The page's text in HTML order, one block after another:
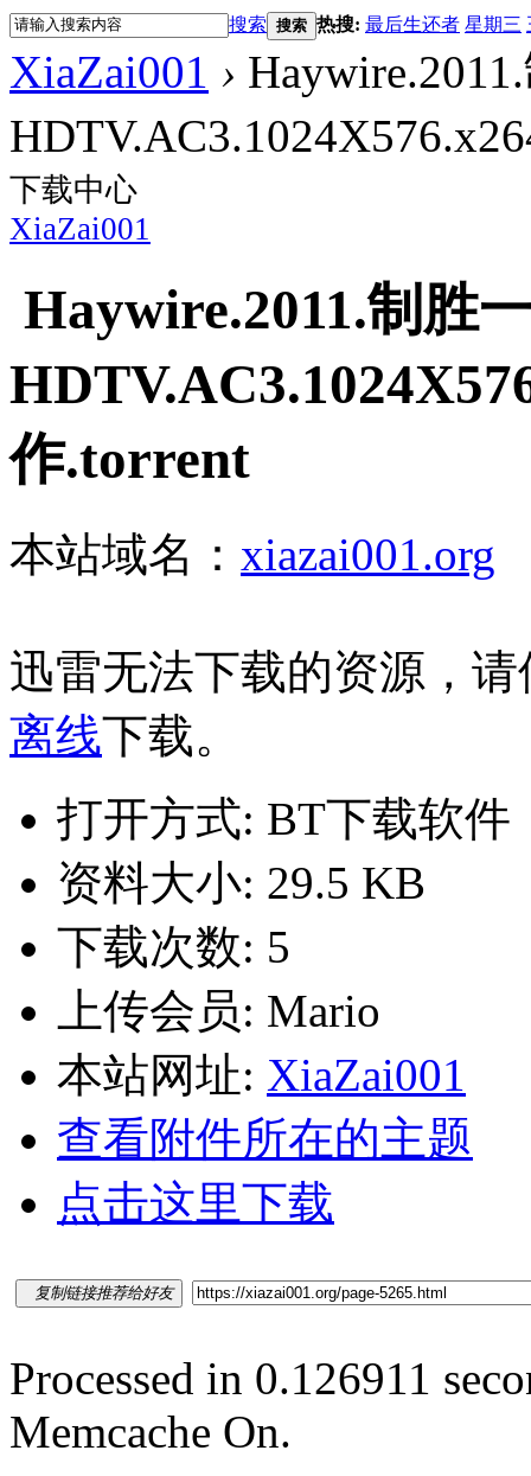
搜索 搜索 热搜: 最后生还者 星期三
XiaZai001 ›
下载中心
XiaZai001
Haywire.2011.制胜
作.torrent
本站域名： xiazai001.org
迅雷无法下载的资源，请
离线下载。
打开方式: BT下载软件
资料大小: 29.5 KB
下载次数: 5
上传会员: Mario
本站网址: XiaZai001
查看附件所在的主题
点击这里下载
复制链接推荐给好友
Processed in 0.126911
Memcache On.